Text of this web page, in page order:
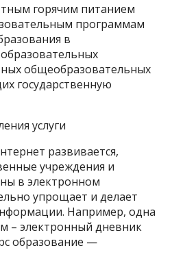
горячим питанием
программам
в
общеобразовательных
государственную
услуги
развивается,
учреждения и
в электронном
упрощает и делает
Например, одна
– электронный дневник
образование —